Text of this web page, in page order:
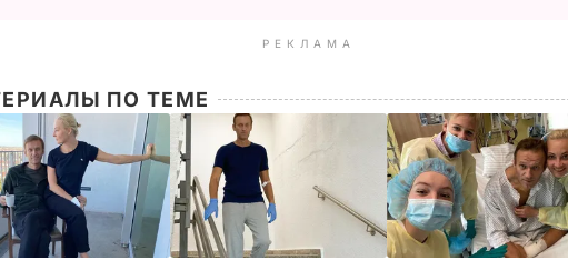
РЕКЛАМА
ПО ТЕМЕ